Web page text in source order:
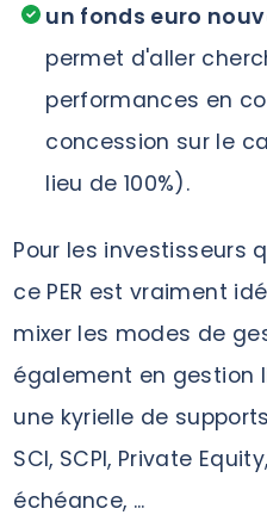
un fonds euro
permet d'aller
performances en
concession sur le
lieu de 100%).
Pour les investisseurs
ce PER est vraiment
mixer les modes de
également en gestion
une kyrielle de
SCI, SCPI, Private
échéance, ...